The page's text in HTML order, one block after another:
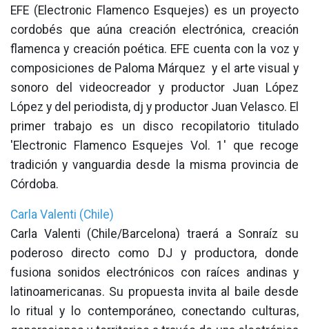
EFE (Electronic Flamenco Esquejes) es un proyecto
cordobés que aúna creación electrónica, creación
flamenca y creación poética. EFE cuenta con la voz y
composiciones de Paloma Márquez y el arte visual y
sonoro del videocreador y productor Juan López
López y del periodista, dj y productor Juan Velasco. El
primer trabajo es un disco recopilatorio titulado
'Electronic Flamenco Esquejes Vol. 1' que recoge
tradición y vanguardia desde la misma provincia de
Córdoba.
Carla Valenti (Chile)
Carla Valenti (Chile/Barcelona) traerá a Sonraíz su
poderoso directo como DJ y productora, donde
fusiona sonidos electrónicos con raíces andinas y
latinoamericanas. Su propuesta invita al baile desde
lo ritual y lo contemporáneo, conectando culturas,